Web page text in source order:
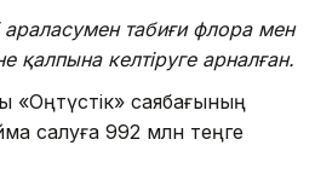
табиғи флора мен
қалпына келтіруге арналған.
«Оңтүстік» саябағының
салуға 992 млн теңге